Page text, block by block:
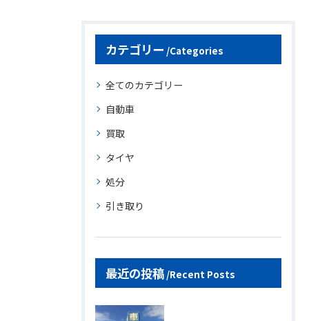
カテゴリー Categories
全てのカテゴリー
自動車
買取
タイヤ
処分
引き取り
最近の投稿 Recent Posts